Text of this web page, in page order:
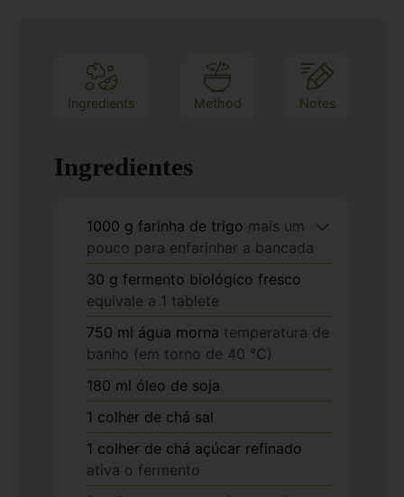
Ingredients Method Notes
Ingredientes
1000 g farinha de trigo mais um
pouco para enfarinhar a bancada
30 g fermento biológico fresco
equivale a 1 tablete
750 ml água morna temperatura de
banho (em torno de 40 °C)
180 ml óleo de soja
1 colher de chá sal
1 colher de chá açúcar refinado
ativa o fermento